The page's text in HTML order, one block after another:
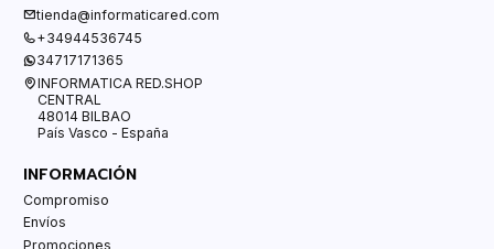
tienda@informaticared.com
+34944536745
34717171365
INFORMATICA RED.SHOP
CENTRAL
48014 BILBAO
País Vasco - España
INFORMACIÓN
Compromiso
Envíos
Promociones